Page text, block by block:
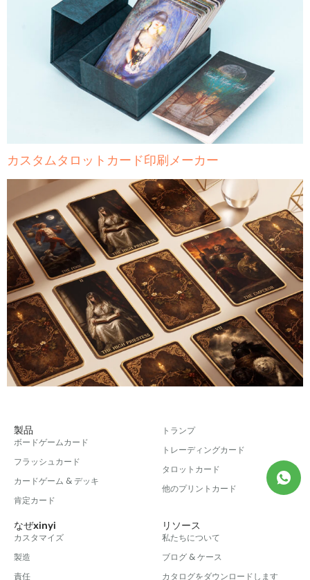
カスタムタロットカード印刷メーカー
製品
ボードゲームカード
フラッシュカード
カードゲーム & デッキ
肯定カード
トランプ
トレーディングカード
タロットカード
他のプリントカード
なぜxinyi
カスタマイズ
製造
責任
リソース
私たちについて
ブログ & ケース
カタログをダウンロードします